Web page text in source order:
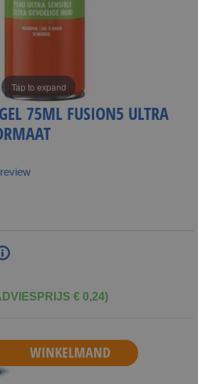
Tap to expand
75ML FUSION5 ULTRA
€ 0,24)
WINKELMAND